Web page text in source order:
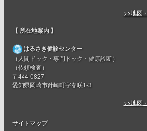
>>地図
【 所在地案内 】
はるさき健診センター
（人間ドック・専門ドック・健康診断）
（依頼検査）
〒444-0827
愛知県岡崎市針崎町字春咲1-3
>>地図
サイトマップ